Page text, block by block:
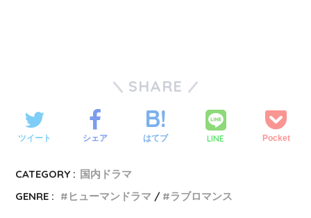
SHARE
ツイート シェア はてブ LINE Pocket
CATEGORY : 国内ドラマ
GENRE :
ヒューマンドラマ ラブロマンス